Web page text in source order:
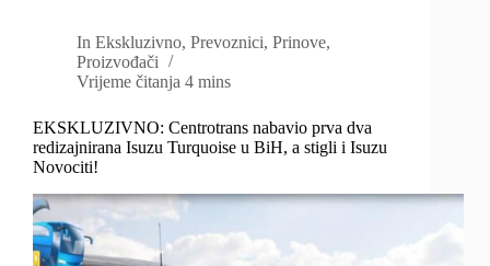
In Ekskluzivno,Prevoznici,Prinove,
Proizvođači
Vrijeme čitanja 4 mins
EKSKLUZIVNO: Centrotrans nabavio prva dva
redizajnirana Isuzu Turquoise u BiH, a stigli i Isuzu
Novociti!